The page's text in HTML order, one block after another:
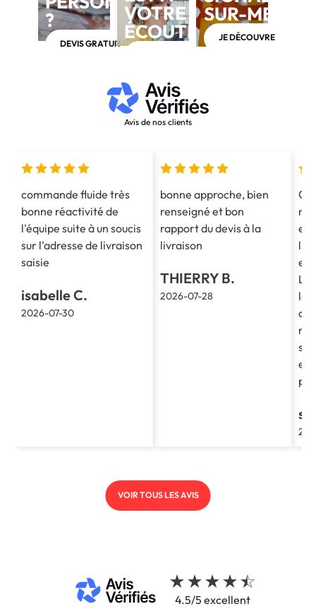
?
DEVIS GRATUIT
VOTRE
ÉCOUTE
SUR-
JE DÉCOUVRE
Avis de nos clients
commande fluide très
bonne réactivité de
l'équipe suite à un soucis
sur l'adresse de livraison
saisie
isabelle C.
2026-07-30
bonne approche, bien
renseigné et bon
rapport du devis à la
livraison
THIERRY B.
2026-07-28
est
et
La
le
et
VOIR TOUS LES AVIS
4.5/5 excellent